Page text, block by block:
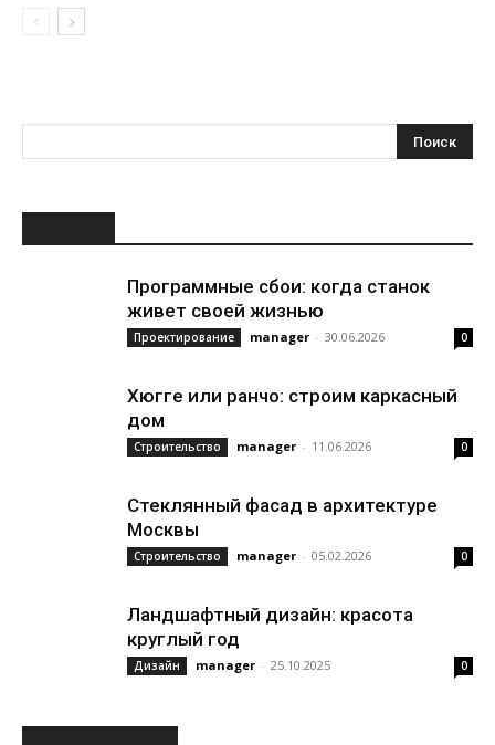
Программные сбои: когда станок
живет своей жизнью
Проектирование manager - 30.06.2026 0
Хюгге или ранчо: строим каркасный
дом
Строительство manager - 11.06.2026 0
Стеклянный фасад в архитектуре
Москвы
Строительство manager - 05.02.2026 0
Ландшафтный дизайн: красота
круглый год
Дизайн manager - 25.10.2025 0